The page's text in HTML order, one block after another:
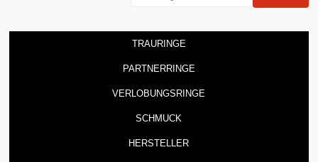
TRAURINGE
PARTNERRINGE
VERLOBUNGSRINGE
SCHMUCK
HERSTELLER